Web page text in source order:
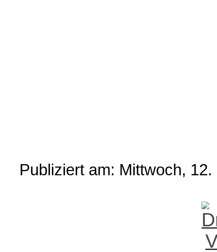
Publiziert am: Mittwoch,